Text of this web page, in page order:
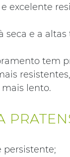
e excelente
seca e a
tem
lento.
persistente;